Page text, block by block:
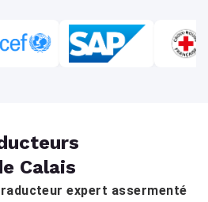
Calais
expert assermenté